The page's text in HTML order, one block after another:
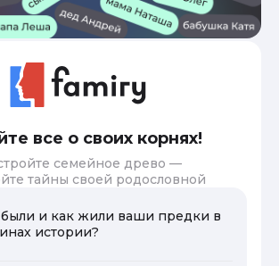
все о своих корнях!
семейное древо —
тайны своей родословной
и как жили ваши предки в
истории?